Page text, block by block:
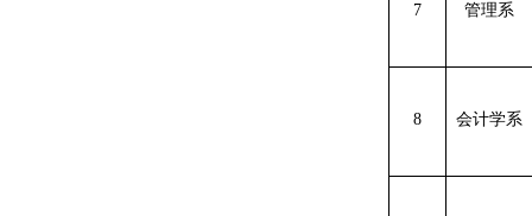
7 管理系
8 会计学系